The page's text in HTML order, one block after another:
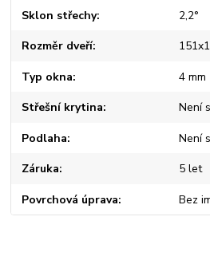
Sklon střechy 2,2°
Rozměr dveří
Typ okna 4
Střešní krytina Není
Podlaha Není
Záruka 5 let
Povrchová úprava Bez